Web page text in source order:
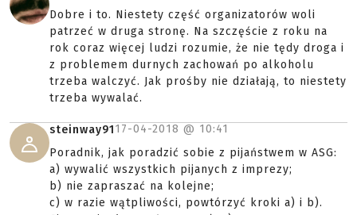
Dobre i to. Niestety część organizatorów woli
patrzeć w druga stronę. Na szczęście z roku na
rok coraz więcej ludzi rozumie, że nie tędy droga i
z problemem durnych zachowań po alkoholu
trzeba walczyć. Jak prośby nie działają, to niestety
trzeba wywalać.
steinway9117-04-2018 @ 10:41
Poradnik, jak poradzić sobie z pijaństwem w ASG:
a) wywalić wszystkich pijanych z imprezy;
b) nie zapraszać na kolejne;
c) w razie wątpliwości, powtórzyć kroki a) i b).